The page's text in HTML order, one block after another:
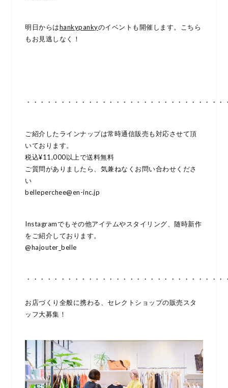
明日からはhankypankyのイベントも開催します。こちら
もお見逃しなく！
・・・・・・・・・・・・・・・・・・・・・・・・・・・・・
ご紹介したラインナップは常時通信販売も対応させて頂
いております。
税込¥11,000以上で送料無料
ご質問がありましたら、気兼ねなくお問い合わせくださ
い
belleperchee@en-inc.jp
Instagramでもその他アイテムやスタイリング、随時新作
をご紹介しております。
@hajouter_belle
・・・・・・・・・・・・・・・・・・・・・・・・・・・・・
お店づくり全般に携わる、セレクトショップの販売スタ
ッフ大募集！